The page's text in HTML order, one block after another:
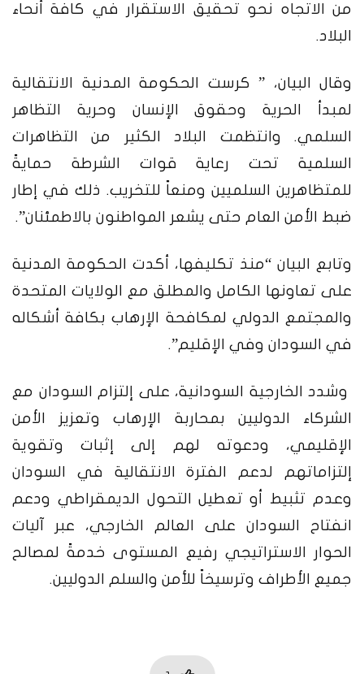
من الاتجاه نحو تحقيق الاستقرار في كافة أنحاء
البلاد.
وقال البيان، ” كرست الحكومة المدنية الانتقالية
لمبدأ الحرية وحقوق الإنسان وحرية التظاهر
السلمي. وانتظمت البلاد الكثير من التظاهرات
السلمية تحت رعاية قوات الشرطة حمايةً
للمتظاهرين السلميين ومنعاً للتخريب. ذلك في إطار
ضبط الأمن العام حتى يشعر المواطنون بالاطمئنان”.
وتابع البيان “منذ تكليفها، أكدت الحكومة المدنية
على تعاونها الكامل والمطلق مع الولايات المتحدة
والمجتمع الدولي لمكافحة الإرهاب بكافة أشكاله
في السودان وفي الإقليم”.
وشدد الخارجية السودانية، على إلتزام السودان مع
الشركاء الدوليين بمحاربة الإرهاب وتعزيز الأمن
الإقليمي، ودعوته لهم إلى إثبات وتقوية
إلتزاماتهم لدعم الفترة الانتقالية في السودان
وعدم تثبيط أو تعطيل التحول الديمقراطي ودعم
انفتاح السودان على العالم الخارجي، عبر آليات
الحوار الاستراتيجي رفيع المستوى خدمةً لمصالح
جميع الأطراف وترسيخاً للأمن والسلم الدوليين.